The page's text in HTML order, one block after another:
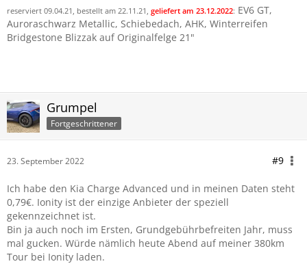
reserviert 09.04.21, bestellt am 22.11.21 , geliefert am 23.12.2022: EV6 GT,
Auroraschwarz Metallic, Schiebedach, AHK, Winterreifen
Bridgestone Blizzak auf Originalfelge 21"
Grumpel
Fortgeschrittener
23. September 2022 #9
Ich habe den Kia Charge Advanced und in meinen Daten steht
0,79€. Ionity ist der einzige Anbieter der speziell
gekennzeichnet ist.
Bin ja auch noch im Ersten, Grundgebührbefreiten Jahr, muss
mal gucken. Würde nämlich heute Abend auf meiner 380km
Tour bei Ionity laden.